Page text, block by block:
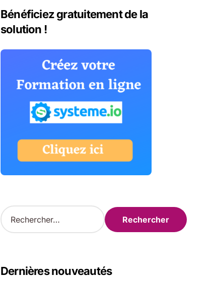
Bénéficiez gratuitement de la
solution !
R
e
r
c
Dernières nouveautés